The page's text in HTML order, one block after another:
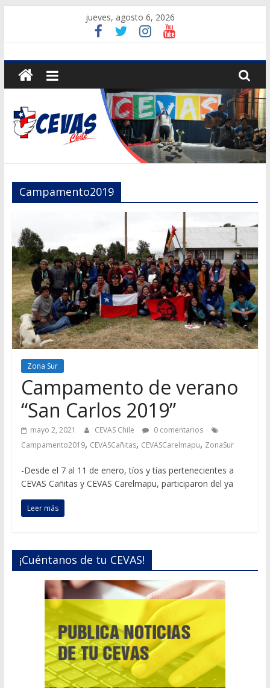
jueves, agosto 6, 2026
CEVAS
Chile
Centros
de
Campamento2019
Zona Sur
Campamento de verano
“San Carlos 2019”
mayo 2, 2021 CEVAS Chile
0 comentarios
Campamento2019, CEVASCañitas, CEVASCarelmapu, ZonaSur
-Desde el 7 al 11 de enero, tíos y tías pertenecientes a
CEVAS Cañitas y CEVAS Carelmapu, participaron del ya
Leer más
¡Cuéntanos de tu CEVAS!